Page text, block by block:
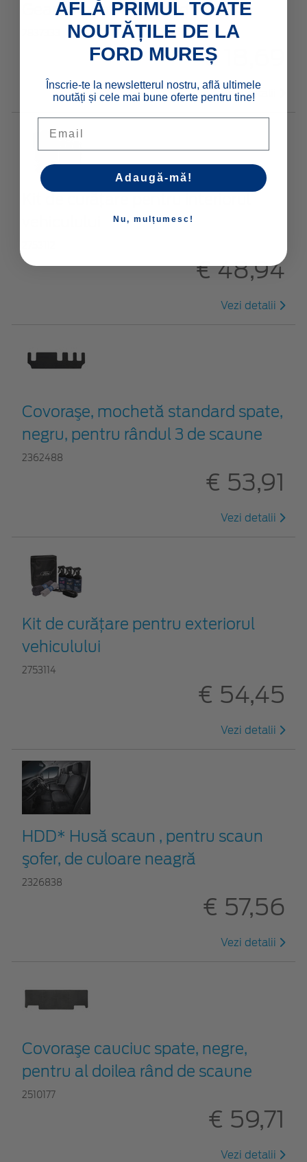
Geantă pentru kit Ford
€ 18,69
Vezi detalii
€ 48,94
Vezi detalii
Covoraşe, mochetă standard spate,
negru, pentru rândul 3 de scaune
2362488
€ 53,91
Vezi detalii
Kit de curățare pentru exteriorul
vehiculului
2753114
€ 54,45
Vezi detalii
HDD* Husă scaun , pentru scaun
şofer, de culoare neagră
2326838
€ 57,56
Vezi detalii
Covoraşe cauciuc spate, negre,
pentru al doilea rând de scaune
2510177
€ 59,71
Vezi detalii
AFLĂ PRIMUL TOATE
NOUTĂȚILE DE LA
FORD MUREȘ
Înscrie-te la newsletterul nostru, află ultimele
noutăți și cele mai bune oferte pentru tine!
Adaugă-mă!
Nu, mulțumesc!